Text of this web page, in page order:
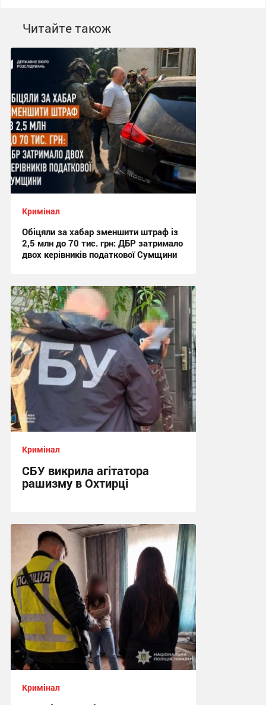
Читайте також
Кримінал
Обіцяли за хабар зменшити штраф із
2,5 млн до 70 тис. грн: ДБР затримало
двох керівників податкової Сумщини
17:42, 6.08.2026
Кримінал
СБУ викрила агітатора
рашизму в Охтирці
13:34, 6.08.2026
Кримінал